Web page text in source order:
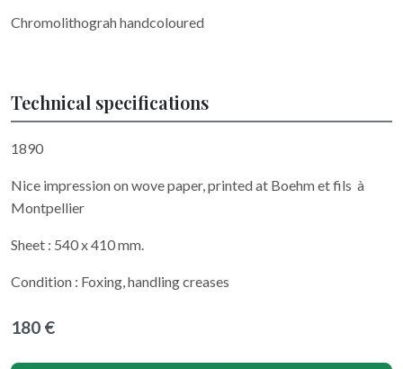
Chromolithograh handcoloured
Technical specifications
1890
Nice impression on wove paper, printed at Boehm et fils à
Montpellier
Sheet : 540 x 410 mm.
Condition : Foxing, handling creases
180 €